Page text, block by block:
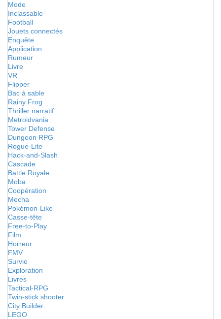
Mode
Inclassable
Football
Jouets connectés
Enquête
Application
Rumeur
Livre
VR
Flipper
Bac à sable
Rainy Frog
Thriller narratif
Metroidvania
Tower Defense
Dungeon RPG
Rogue-Lite
Hack-and-Slash
Cascade
Battle Royale
Moba
Coopération
Mecha
Pokémon-Like
Casse-tête
Free-to-Play
Film
Horreur
FMV
Survie
Exploration
Livres
Tactical-RPG
Twin-stick shooter
City Builder
LEGO